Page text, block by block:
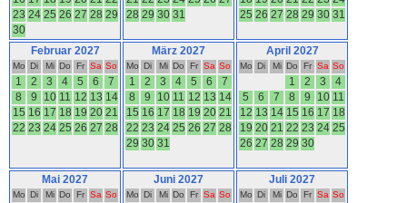
23 24 25 26 27 28 29
30
28 29 30 31
25 26 27 28 29 30 31
Februar 2027
Mo Di Mi Do Fr Sa So
1 2 3 4 5 6
7
8
9 10 11 12 13 14
15 16 17 18 19 20 21
22 23 24 25 26 27 28
März 2027
Mo Di Mi Do Fr Sa So
1 2 3 4 5 6
7
8
9 10 11 12 13 14
15 16 17 18 19 20 21
22 23 24 25 26 27 28
29 30 31
April 2027
Mo Di Mi Do Fr Sa So
1 2 3
4
5
6 7 8 9 10 11
12 13 14 15 16 17 18
19 20 21 22 23 24 25
26 27 28 29 30
Mai 2027
Mo Di Mi Do Fr Sa So
Juni 2027
Mo Di Mi Do Fr Sa So
Juli 2027
Mo Di Mi Do Fr Sa So